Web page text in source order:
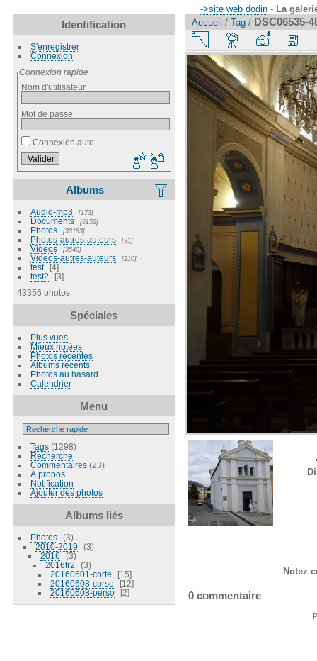
->site web dodin - La
Identification
S'enregistrer
Connexion
Connexion rapide
Nom d'utilisateur
Mot de passe
Connexion auto
Albums
Audio-mp3 173
Documents 6152
Photos 33183
Photos-autres-auteurs 91
Videos 3540
Videos-autres-auteurs 210
test
4
test2
3
43356 photos
Spéciales
Plus vues
Mieux notées
Photos récentes
Albums récents
Photos au hasard
Calendrier
Menu
Tags(1298)
Recherche
Commentaires(23)
À propos
Notification
Ajouter des photos
Albums liés
Photos
3
2010-2019
3
2016
3
2016tr2
3
20160601-corte
15
20160608-corse
12
20160608-perso
2
Accueil / Tag / DSC06535-
Notez
0 commentaire